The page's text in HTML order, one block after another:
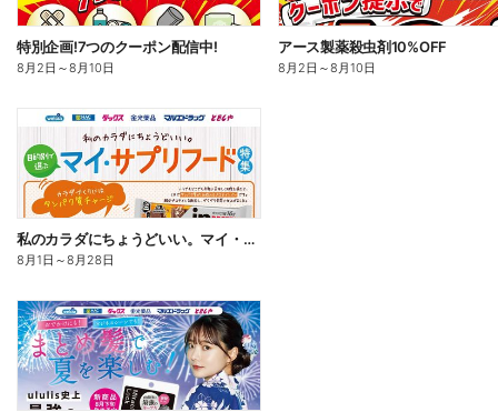
特別企画!7つのクーポン配信中!
8月2日 ～8月10日
アース製薬殺虫剤10%OFF
8月2日 ～8月10日
私のカラダにちょうどいい。マイ・サプリフード
8月1日 ～8月28日